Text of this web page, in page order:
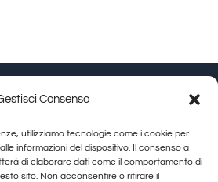
Consenso
utilizziamo tecnologie come i cookie per
informazioni del dispositivo. Il consenso a
di elaborare dati come il comportamento di
sito. Non acconsentire o ritirare il
Arezzo (AR) |Cookie Policy|Privacy